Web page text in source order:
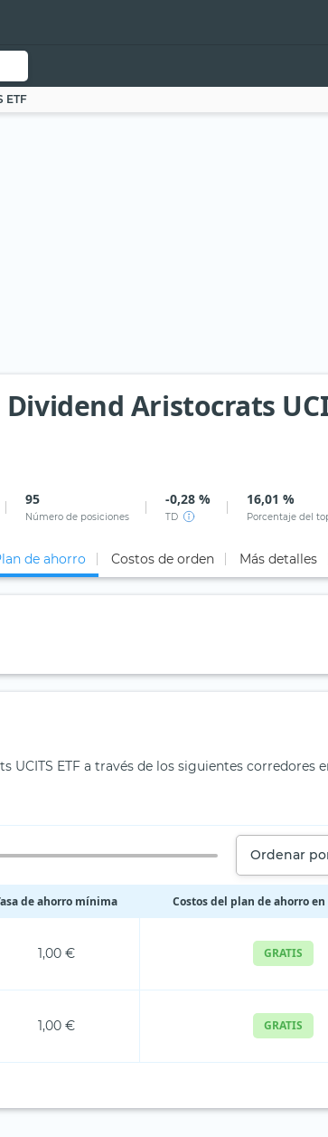
ETF
Aristocrats
95
Número de posiciones
-0,28 %
TD
16,01 %
Porcentaje del
de ahorro Costos de orden Más detalles
UCITS ETF a través de los siguientes
Ordenar
de ahorro mínima Costos del plan de ahorro en
1,00 € GRATIS
1,00 € GRATIS